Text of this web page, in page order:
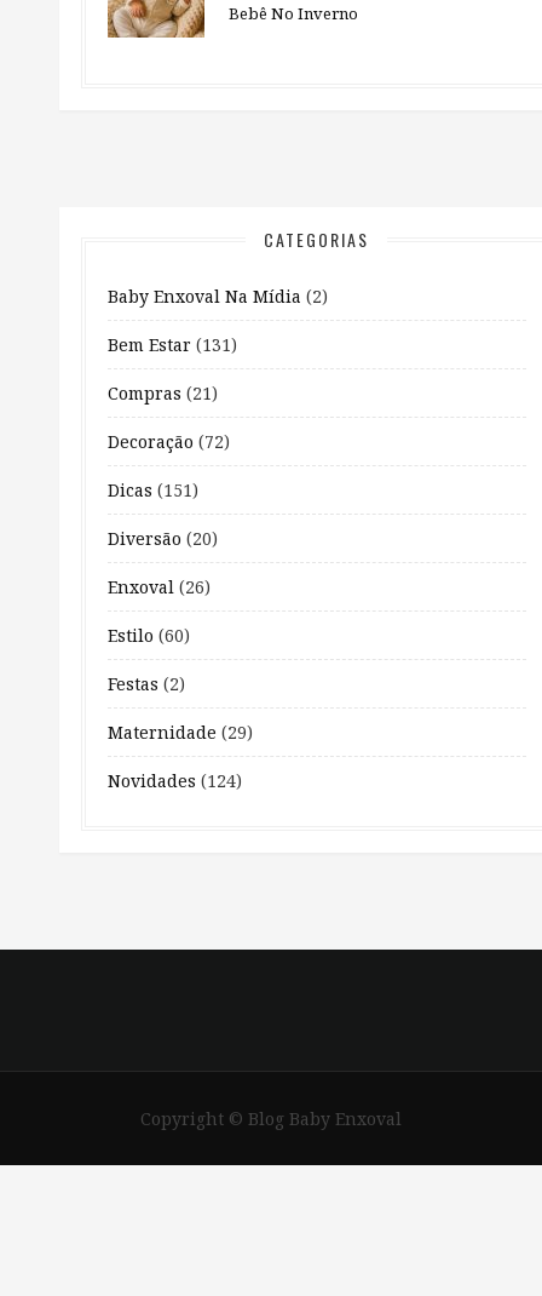
Bebê No Inverno
CATEGORIAS
Baby Enxoval Na Mídia (2)
Bem Estar (131)
Compras (21)
Decoração (72)
Dicas (151)
Diversão (20)
Enxoval (26)
Estilo (60)
Festas (2)
Maternidade (29)
Novidades (124)
Copyright © Blog Baby Enxoval